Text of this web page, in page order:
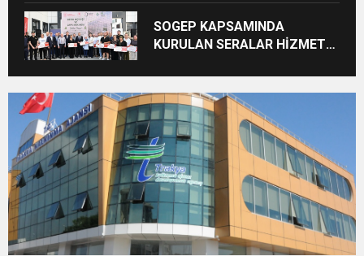
SOGEP KAPSAMINDA
KURULAN SERALAR HİZMETE